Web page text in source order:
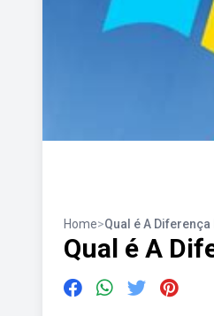
Home>Qual é A
Qual é A